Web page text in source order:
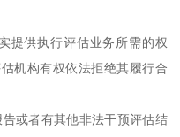
提供执行评估业务所需的权
机构有权依法拒绝其履行合
或者有其他非法干预评估结